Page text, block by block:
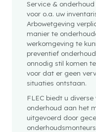
Service &
voor o.a. uw
Arbowetgeving
manier te
werkomgeving te
preventief
onnodig stil komen
voor dat er geen
situaties ontstaan.
FLEC biedt u
onderhoud aan het
uitgevoerd door